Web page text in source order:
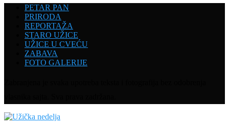
PETAR PAN
PRIRODA
REPORTAŽA
STARO UŽICE
UŽICE U CVEĆU
ZABAVA
FOTO GALERIJE